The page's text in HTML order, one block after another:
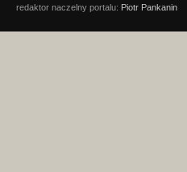
redaktor naczelny portalu: Piotr Pankanin